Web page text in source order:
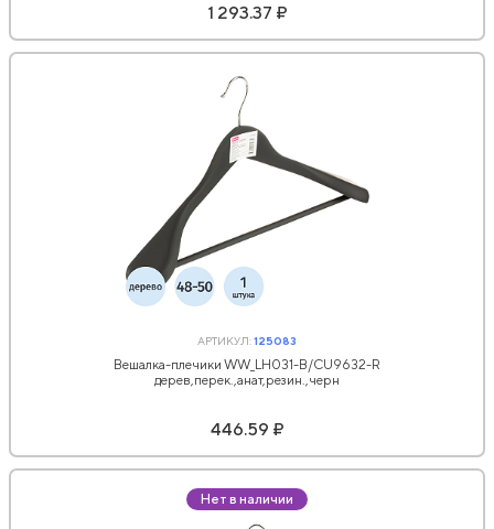
1 293.37 ₽
АРТИКУЛ:125083
Вешалка-плечики WW_LH031-B/СU9632-R
дерев,перек.,анат,резин.,черн
446.59 ₽
Нет в наличии